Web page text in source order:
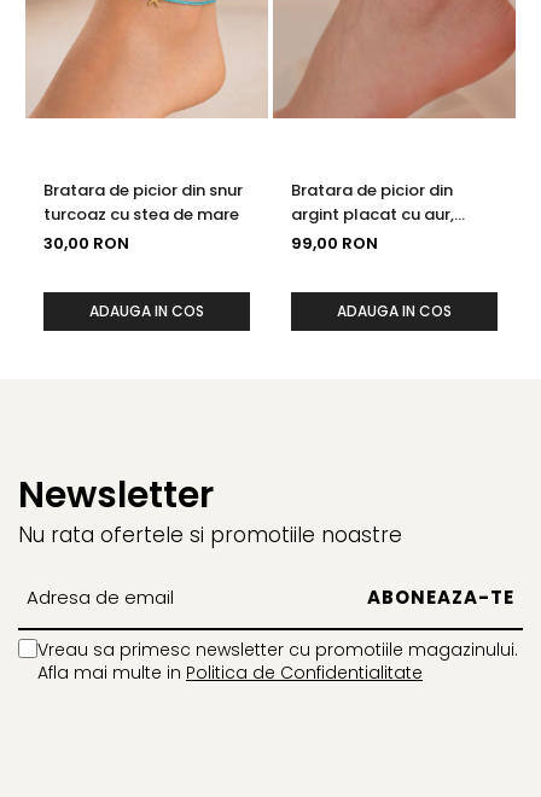
Bratara de picior din snur
turcoaz cu stea de mare
30,00 RON
ADAUGA IN COS
Bratara de picior din
argint placat cu aur,
perla neagra de cultura,
99,00 RON
ADAUGA IN COS
Newsletter
Nu rata ofertele si promotiile noastre
Vreau sa primesc newsletter cu promotiile magazinului.
Afla mai multe in Politica de Confidentialitate